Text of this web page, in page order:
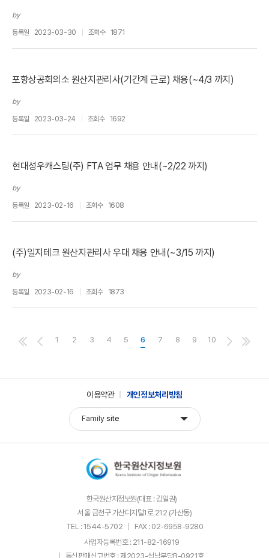
by
등록일 2023-03-30 조회수 1871
포항상공회의소 원산지관리사(기간계 근로) 채용(~4/3 까지)
by
등록일 2023-03-24 조회수 1692
현대성우캐스팅(주) FTA 업무 채용 안내(~2/22 까지)
by
등록일 2023-02-16 조회수 1608
(주)일지테크 원산지관리사 우대 채용 안내(~3/15 까지)
by
등록일 2023-02-16 조회수 1873
1 2 3 4 5 6 7 8 9 10
이용약관 개인정보처리방침
Family site
한국원산지정보원(대표 : 김일권)
서울 금천구 가산디지털1로 212 (가산동)
TEL : 1544-5702
FAX : 02-6958-9280
사업자등록번호 : 211-82-16919
통신판매신고번호 : 제2023-성남분당B-0921호